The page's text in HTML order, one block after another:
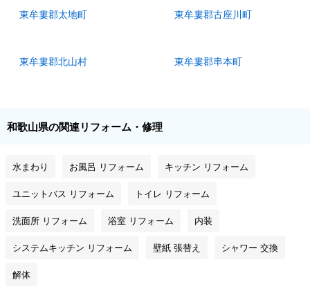
東牟婁郡太地町 東牟婁郡古座川町
東牟婁郡北山村 東牟婁郡串本町
和歌山県の関連リフォーム・修理
水まわり お風呂 リフォーム キッチン リフォーム
ユニットバス リフォーム トイレ リフォーム
洗面所 リフォーム 浴室 リフォーム 内装
システムキッチン リフォーム 壁紙 張替え シャワー 交換
解体